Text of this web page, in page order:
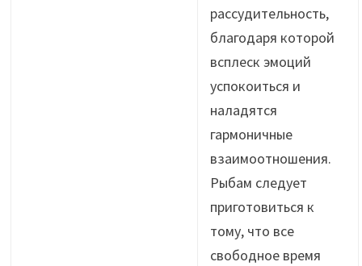
рассудительность,
благодаря которой
всплеск эмоций
успокоиться и
наладятся
гармоничные
взаимоотношения.
Рыбам следует
приготовиться к
тому, что все
свободное время